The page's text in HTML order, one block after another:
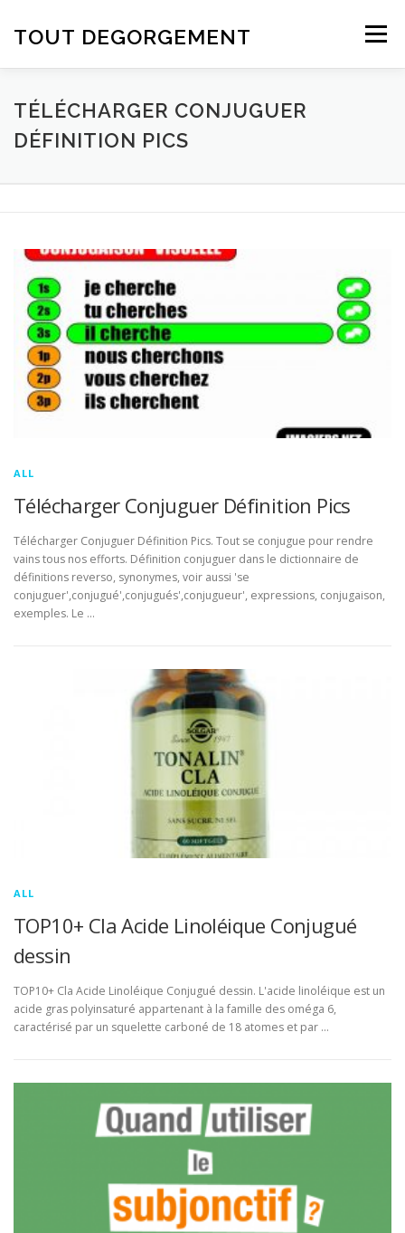
TOUT DEGORGEMENT Menu
TÉLÉCHARGER CONJUGUER
DÉFINITION PICS
ALL
Télécharger Conjuguer Définition Pics
Télécharger Conjuguer Définition Pics. Tout se conjugue pour rendre
vains tous nos efforts. Définition conjuguer dans le dictionnaire de
définitions reverso, synonymes, voir aussi 'se
conjuguer',conjugué',conjugués',conjugueur', expressions, conjugaison,
exemples. Le …
ALL
TOP10+ Cla Acide Linoléique Conjugué
dessin
TOP10+ Cla Acide Linoléique Conjugué dessin. L'acide linoléique est un
acide gras polyinsaturé appartenant à la famille des oméga 6,
caractérisé par un squelette carboné de 18 atomes et par …